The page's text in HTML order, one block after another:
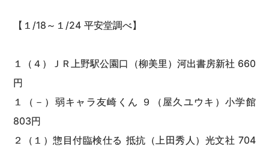
【１/18～１/24 平安堂調べ】
１（４）ＪＲ上野駅公園口（柳美里）河出書房新社 660
円
１（－）弱キャラ友崎くん ９（屋久ユウキ）小学館
803円
２（１）惣目付臨検仕る 抵抗（上田秀人）光文社 704